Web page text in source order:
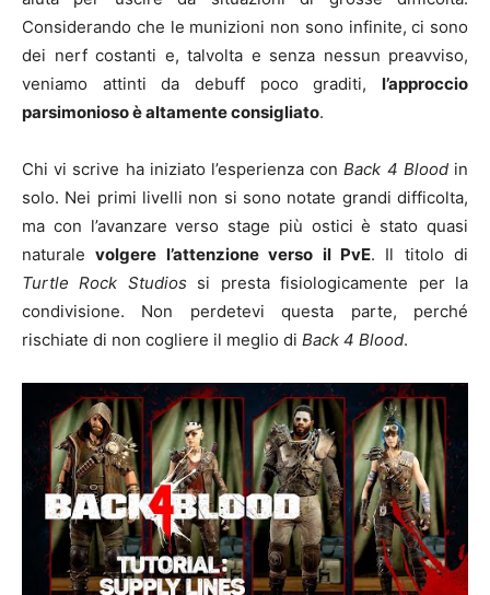
Considerando che le munizioni non sono infinite, ci sono
dei nerf costanti e, talvolta e senza nessun preavviso,
veniamo attinti da debuff poco graditi, l’approccio
parsimonioso è altamente consigliato.
Chi vi scrive ha iniziato l’esperienza conBack 4 Bloodin
solo. Nei primi livelli non si sono notate grandi difficolta,
ma con l’avanzare verso stage più ostici è stato quasi
naturalevolgere l’attenzione verso il PvE. Il titolo di
Turtle Rock Studios si presta fisiologicamente per la
condivisione. Non perdetevi questa parte, perché
rischiate di non cogliere il meglio di Back 4 Blood.